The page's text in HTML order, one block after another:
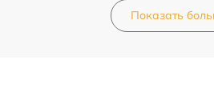
Показать